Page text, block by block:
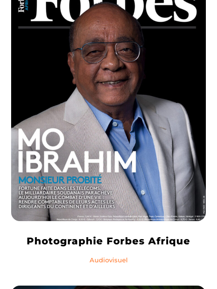
Photographie Forbes Afrique
Audiovisuel